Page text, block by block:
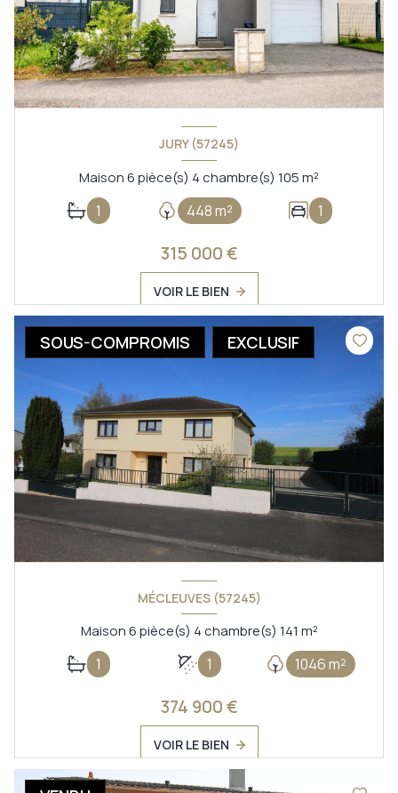
JURY (57245)
Maison 6 pièce(s) 4 chambre(s) 105 m²
1 448 m² 1
315 000 €
VOIR LE BIEN
SOUS-COMPROMIS EXCLUSIF
MÉCLEUVES (57245)
Maison 6 pièce(s) 4 chambre(s) 141 m²
1 1 1046 m²
374 900 €
VOIR LE BIEN